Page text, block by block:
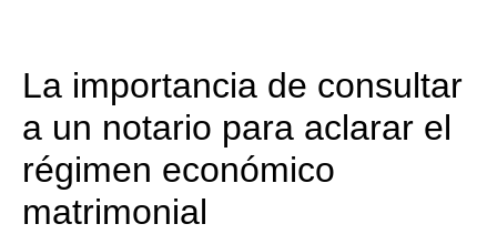
La importancia de consultar
a un notario para aclarar el
régimen económico
matrimonial